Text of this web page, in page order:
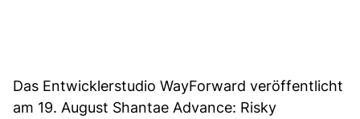
Das Entwicklerstudio WayForward veröffentlicht
am 19. August Shantae Advance: Risky